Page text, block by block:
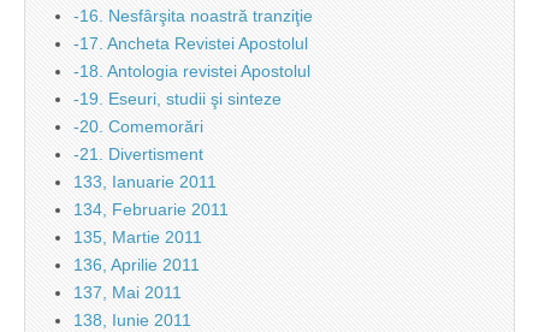
-16. Nesfârşita noastră tranziţie
-17. Ancheta Revistei Apostolul
-18. Antologia revistei Apostolul
-19. Eseuri, studii şi sinteze
-20. Comemorări
-21. Divertisment
133, Ianuarie 2011
134, Februarie 2011
135, Martie 2011
136, Aprilie 2011
137, Mai 2011
138, Iunie 2011